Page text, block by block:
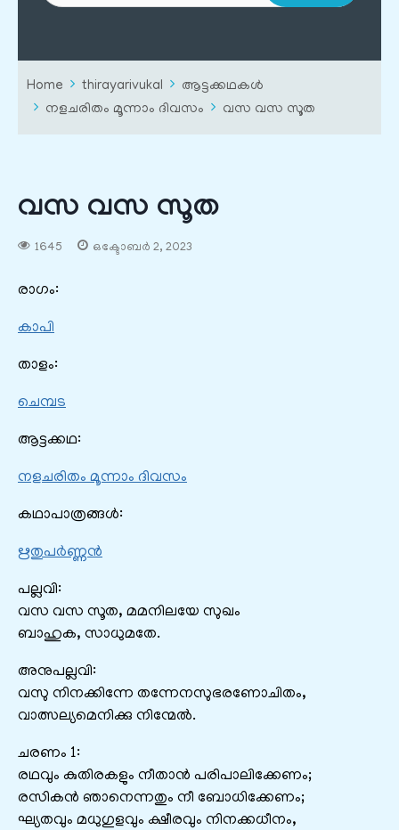
Home thirayarivukal
ആട്ടക്കഥകൾ
നളചരിതം മൂന്നാം ദിവസം
വസ വസ സൂത
വസ വസ സൂത
1645 ഒക്ടോബർ 2, 2023
രാഗം:
കാപി
താളം:
ചെമ്പട
ആട്ടക്കഥ:
നളചരിതം മൂന്നാം ദിവസം
കഥാപാത്രങ്ങൾ:
ഋതുപർണ്ണൻ
പല്ലവി:
വസ വസ സൂത, മമനിലയേ സുഖം
ബാഹുക, സാധുമതേ.
അനുപല്ലവി:
വസു നിനക്കിന്നേ തന്നേനസുഭരണോചിതം,
വാത്സല്യമെനിക്കു നിന്മേൽ.
ചരണം 1:
രഥവും കുതിരകളും നീതാൻ പരിപാലിക്കേണം;
രസികൻ ഞാനെന്നതും നീ ബോധിക്കേണം;
ഘ്യതവും മധുഗുളവും ക്ഷീരവും നിനക്കധീനം,